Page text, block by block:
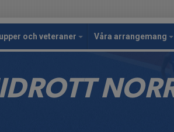
och veteraner Våra arrangemang